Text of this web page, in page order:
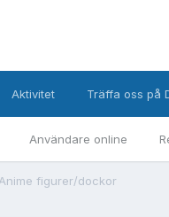
Användare online
Aktivitet Träffa oss på
Anime figurer/dockor